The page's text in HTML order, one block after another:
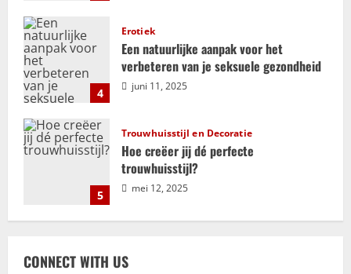
t
i
e
4
Erotiek
Een natuurlijke aanpak voor het
verbeteren van je seksuele gezondheid
juni 11, 2025
5
Trouwhuisstijl en Decoratie
Hoe creëer jij dé perfecte
trouwhuisstijl?
mei 12, 2025
ADHD en relaties: uitdagingen en
CONNECT WITH US